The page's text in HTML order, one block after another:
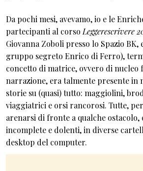
Da pochi mesi, avevamo, io e le
partecipanti al corso Leggerescrivere
Giovanna Zoboli presso lo Spazio BK,
gruppo segreto Enrico di Ferro),
concetto di matrice, ovvero di nucleo
narrazione, era talmente presente in
storie su (quasi) tutto: maggiolini,
viaggiatrici e orsi rancorosi. Tutte,
arenarsi di fronte a qualche ostacolo,
incomplete e dolenti, in diverse
desktop del computer.